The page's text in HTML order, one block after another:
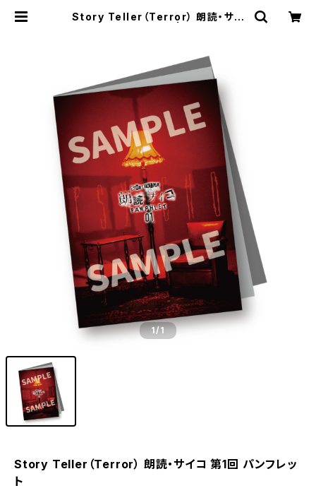
Story Teller（Terror） 朗読・サイ
1/1
Story Teller（Terror） 朗読・サイコ 第1回 パンフレッ
ト